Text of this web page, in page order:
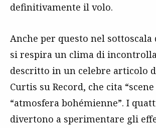
definitivamente il volo.
Anche per questo nel sottoscala
si respira un clima di
descritto in un celebre articolo
Curtis su Record, che cita “scene
“atmosfera bohémienne”. I
divertono a sperimentare gli